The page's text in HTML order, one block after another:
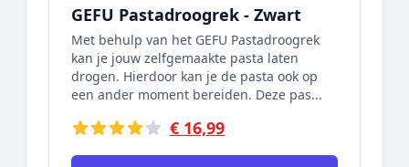
GEFU Pastadroogrek - Zwart
Met behulp van het GEFU Pastadroogrek
kan je jouw zelfgemaakte pasta laten
drogen. Hierdoor kan je de pasta ook op
een ander moment bereiden. Deze pas...
€ 16,99